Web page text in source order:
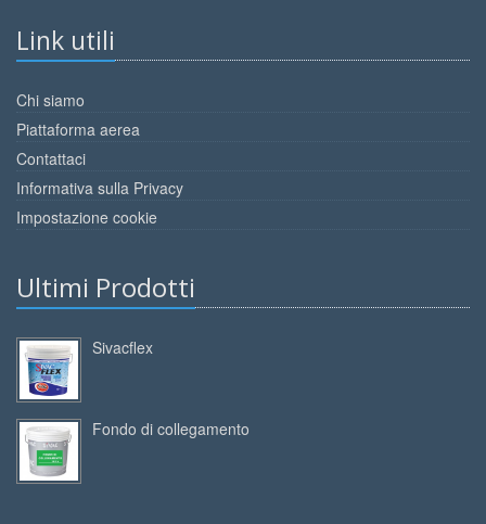
Link utili
Chi siamo
Piattaforma aerea
Contattaci
Informativa sulla Privacy
Impostazione cookie
Ultimi Prodotti
Sivacflex
Fondo di collegamento